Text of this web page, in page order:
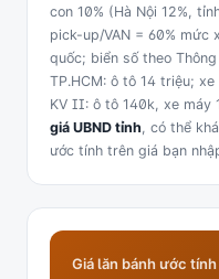
con 10% (Hà Nội 12%,
pick-up/VAN = 60% mức
quốc; biển số theo
TP.HCM: ô tô 14 triệu;
KV II: ô tô 140k, xe máy
giá UBND tỉnh, có thể
ước tính trên giá bạn
Giá lăn bánh ước tính